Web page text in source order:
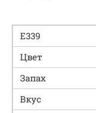
Е339
Цвет
Запах
Вкус